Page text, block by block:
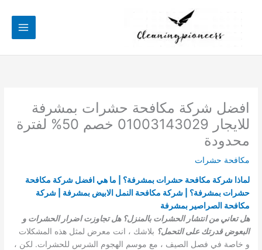
افضل شركة مكافحة حشرات بمشرفة
للايجار 01003143029 خصم 50% لفترة
محدودة
مكافحة حشرات
لماذا شركة مكافحة حشرات بمشرفة؟ | ما هي افضل شركة مكافحة
حشرات بمشرفة؟ | شركة مكافحة النمل الابيض بمشرفة | شركة
مكافحة الصراصير بمشرفة
هل تعاني من انتشار الحشرات بالمنزل؟ هل تجاوزت اضرار الحشرات و
البعوض قدرتك على التحمل؟ بلاشك ، انت معرض لمثل هذه المشكلات
و خاصة في فصل الصيف ، مع موسم الهجوم الشرس للحشرات. لكن ،